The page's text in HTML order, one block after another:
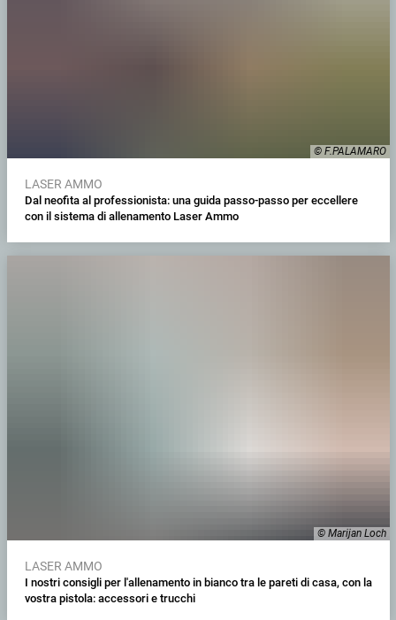
© F.PALAMARO
LASER AMMO
Dal neofita al professionista: una guida passo-passo per eccellere
con il sistema di allenamento Laser Ammo
© Marijan Loch
LASER AMMO
I nostri consigli per l'allenamento in bianco tra le pareti di casa, con la
vostra pistola: accessori e trucchi